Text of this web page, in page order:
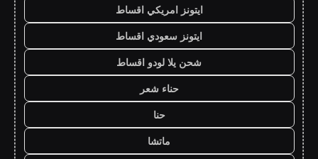
ايتونز امريكي اقساط
ايتونز سعودي اقساط
شحن يلا لودو اقساط
حناء شعر
حنا
ماتشا